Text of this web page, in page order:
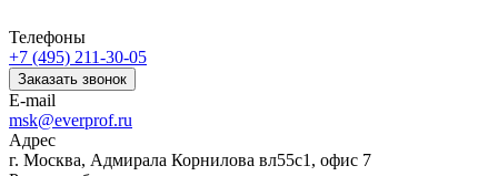
Телефоны
+7 (495) 211-30-05
Заказать звонок
E-mail
msk@everprof.ru
Адрес
г. Москва, Адмирала Корнилова вл55с1, офис 7